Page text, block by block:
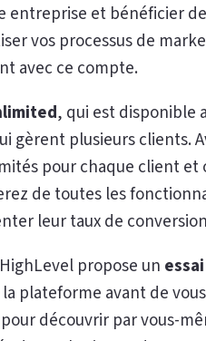
et bénéficier
vos processus de
avec ce compte.
, qui est disponible
gèrent plusieurs clients.
pour chaque client et
de toutes les
leur taux de
propose un
plateforme avant de
découvrir par vous-